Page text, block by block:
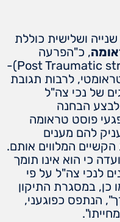
ושלישית כוללת
, כ"הפרעה
בתר־חבלתית" (Post Traumatic stress Disorder)-
לרבות תגובת
של נכי צה"ל
הבחנה
פוסט טראומה
להם מענים
הקשיים המלווים אותם.
כי הוא אינו תומך
לנכי צה"ל על פי
כן, במסגרת התיקון
הנתפס כפוגעני,